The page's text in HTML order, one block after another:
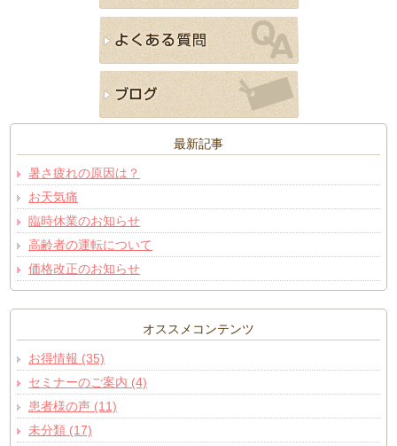
最新記事
暑さ疲れの原因は？
お天気痛
臨時休業のお知らせ
高齢者の運転について
価格改正のお知らせ
オススメコンテンツ
お得情報 (35)
セミナーのご案内 (4)
患者様の声 (11)
未分類 (17)